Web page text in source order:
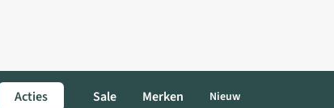
Acties Sale Merken Nieuw